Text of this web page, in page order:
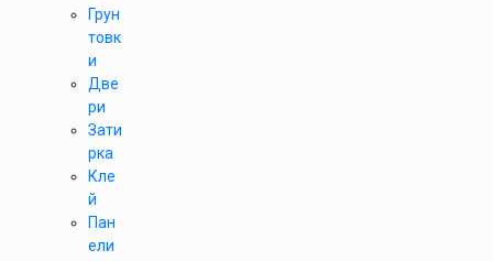
Грун
товк
и
Две
ри
Зати
рка
Кле
й
Пан
ели